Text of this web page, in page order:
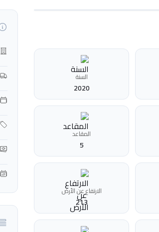
السنة
2020
المقاعد
5
الارتفاع عن الأرض
213